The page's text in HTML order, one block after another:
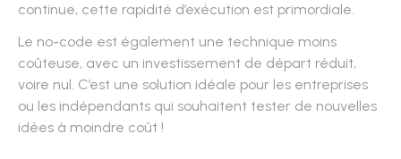
continue, cette rapidité d’exécution est primordiale.
Le no-code est également une technique moins
coûteuse, avec un investissement de départ réduit,
voire nul. C’est une solution idéale pour les entreprises
ou les indépendants qui souhaitent tester de nouvelles
idées à moindre coût !